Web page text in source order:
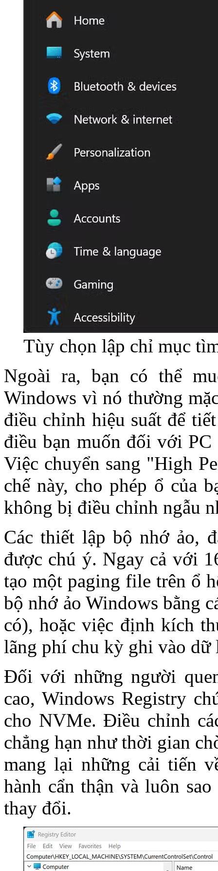
Tùy chọn lập chỉ mục
Ngoài ra, bạn có thể
Windows vì nó thường
điều chỉnh hiệu suất để
điều bạn muốn đối với
Việc chuyển sang "High
chế này, cho phép ổ của
không bị điều chỉnh ngẫu
Các thiết lập bộ nhớ ảo,
được chú ý. Ngay cả với
tạo một paging file trên ổ
bộ nhớ ảo Windows bằng
có), hoặc việc định kích
lãng phí chu kỳ ghi vào dữ
Đối với những người
cao, Windows Registry
cho NVMe. Điều chỉnh
chẳng hạn như thời gian
mang lại những cải tiến
hành cẩn thận và luôn
thay đổi.